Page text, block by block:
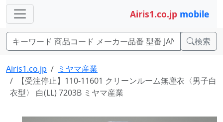
Airis1.co.jp mobile
検索
Airis1.co.jp
ミヤマ産業
【受注停止】110-11601 クリーンルーム無塵衣〈男子白
衣型〉 白(LL) 7203B ミヤマ産業